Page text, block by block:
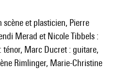
Merad et Nicole Tibbels :
Marc Ducret : guitare,
Rimlinger, Marie-Christine